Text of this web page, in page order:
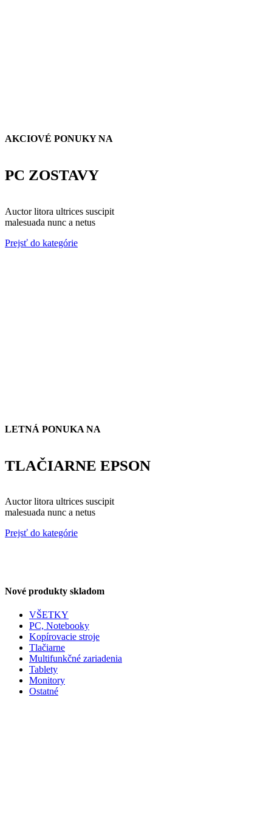
AKCIOVÉ PONUKY NA
PC ZOSTAVY
Auctor litora ultrices suscipit
malesuada nunc a netus
Prejsť do kategórie
LETNÁ PONUKA NA
TLAČIARNE EPSON
Auctor litora ultrices suscipit
malesuada nunc a netus
Prejsť do kategórie
Nové produkty skladom
VŠETKY
PC, Notebooky
Kopírovacie stroje
Tlačiarne
Multifunkčné zariadenia
Tablety
Monitory
Ostatné